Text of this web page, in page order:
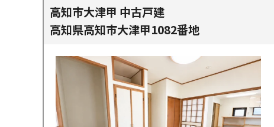
高知市大津甲 中古戸建
高知県高知市大津甲1082番地